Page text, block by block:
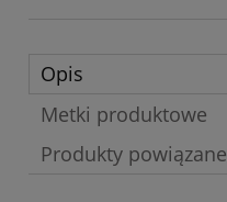
Opis
Metki produktowe
Produkty powiązane